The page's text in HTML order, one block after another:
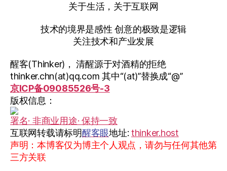
关于生活，关于互联网
技术的境界是感性 创意的极致是逻辑
关注技术和产业发展
醒客(Thinker)， 清醒源于对酒精的拒绝
thinker.chn(at)qq.com 其中“(at)”替换成“@”
京ICP备09085526号-3
版权信息：
署名· 非商业用途· 保持一致
互联网转载请标明醒客眼地址: thinker.host
声明：本博客仅为博主个人观点，请勿与任何其他第
三方关联